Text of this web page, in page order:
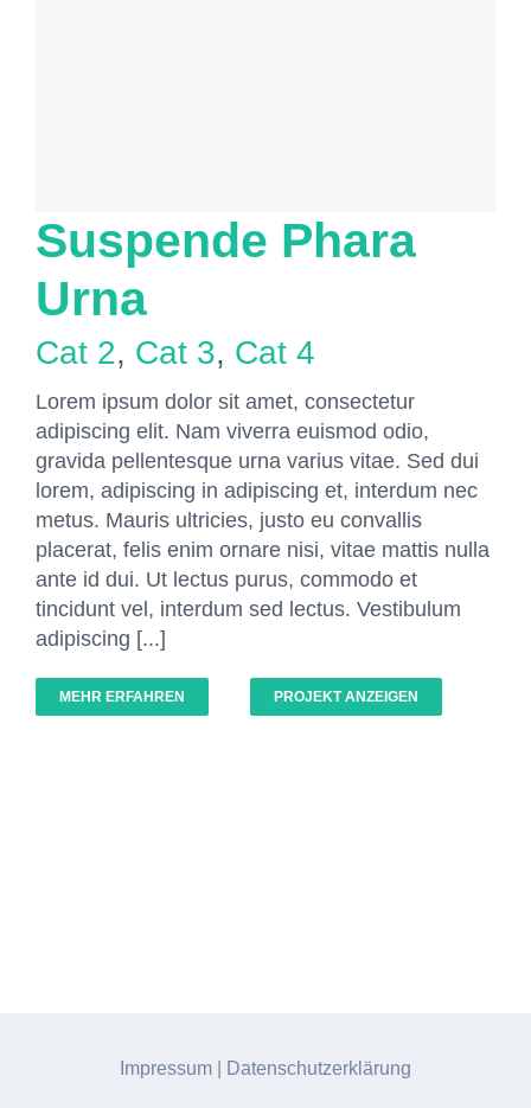
Suspende Phara
Urna
Cat 2, Cat 3, Cat 4
Lorem ipsum dolor sit amet, consectetur
adipiscing elit. Nam viverra euismod odio,
gravida pellentesque urna varius vitae. Sed dui
lorem, adipiscing in adipiscing et, interdum nec
metus. Mauris ultricies, justo eu convallis
placerat, felis enim ornare nisi, vitae mattis nulla
ante id dui. Ut lectus purus, commodo et
tincidunt vel, interdum sed lectus. Vestibulum
adipiscing [...]
MEHR ERFAHREN PROJEKT ANZEIGEN
Impressum Datenschutzerklärung